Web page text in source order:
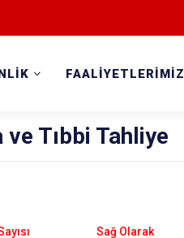
FAALİYETLERİMİZ
Tıbbi Tahliye